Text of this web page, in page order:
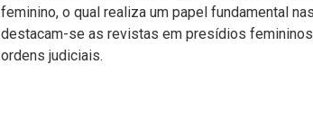
feminino, o qual realiza um papel fundamental
destacam-se as revistas em presídios
ordens judiciais.